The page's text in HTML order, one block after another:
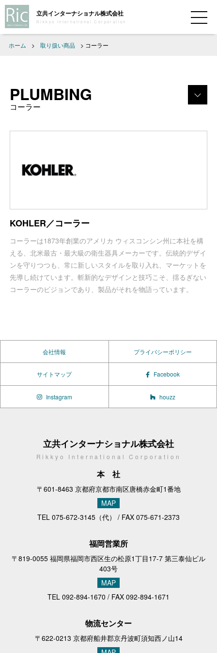
立共インターナショナル株式会社
Rikkyo International Corporation
ホーム > 取り扱い商品 > コーラー
PLUMBING
コーラー
KOHLER／コーラー
コーラーは1873年創業のアメリカ ウィスコンシン州に本社を構
える、北米最古・最大級の衛生器具メーカーです。伝統的デザイ
ンを守りつつも、常に新しいスタイルを取り入れ、マーケットを
先導し続けています。斬新的なデザインと技巧こそ、揺るぎない
コーラーのビジョンであり、製品がそれを物語っています。
会社情報 プライバシーポリシー
サイトマップ Facebook
Instagram houzz
立共インターナショナル株式会社
Rikkyo International Corporation
本社
〒601-8463 京都府京都市南区唐橋赤金町1番地
MAP
TEL 075-672-3145 （代） / FAX 075-671-2373
福岡営業所
〒819-0055 福岡県福岡市西区生の松原1丁目17-7 第三泰仙ビル
403号
MAP
TEL 092-894-1670 / FAX 092-894-1671
物流センター
〒622-0213 京都府船井郡京丹波町須知西ノ山14